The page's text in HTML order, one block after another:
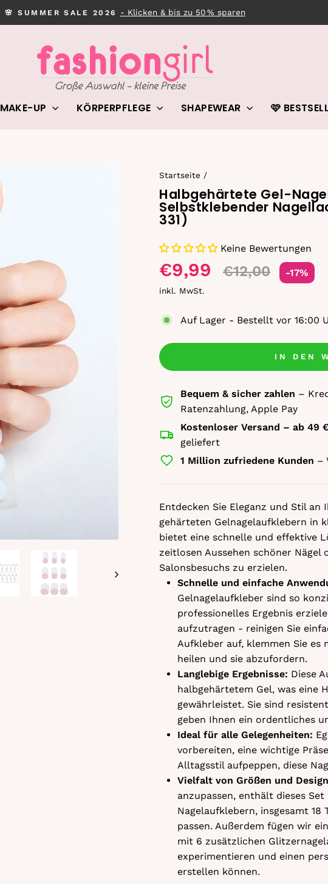
Pause
🌸 SUMMER SALE 2026 - Klicken & bis zu 50 % sparen
MAKE-UP KÖRPERPFLEGE SHAPEWEAR 🩷
Startseite /
Halbgehärtete Gel-
Selbstklebender
331)
Keine Bewertungen
€9,99 €12,00
-17%
inkl. MwSt.
Auf Lager - Bestellt vor 16:00
IN DEN
Bequem & sicher zahlen –
Ratenzahlung, Apple Pay
Kostenloser Versand – ab 49
geliefert
1 Million zufriedene Kunden –
Entdecken Sie Eleganz und Stil
gehärteten Gelnagelaufklebern in
bietet eine schnelle und effektive
zeitlosen Aussehen schöner Nägel
Salonsbesuchs zu erzielen.
Schnelle und einfache
Gelnagelaufkleber sind so
professionelles Ergebnis
aufzutragen - reinigen Sie
Aufkleber auf, klemmen Sie es
heilen und sie abzufordern.
Langlebige Ergebnisse: Diese
halbgehärtetem Gel, was eine
gewährleistet. Sie sind
geben Ihnen ein ordentliches
Ideal für alle Gelegenheiten:
vorbereiten, eine wichtige
Alltagsstil aufpeppen, diese
Vielfalt von Größen und
anzupassen, enthält dieses
Nagelaufklebern, insgesamt
passen. Außerdem fügen wir
mit 6 zusätzlichen
experimentieren und einen
erstellen können.